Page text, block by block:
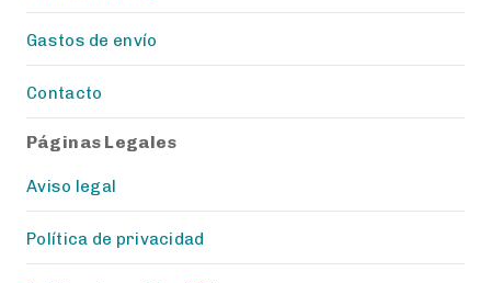
Gastos de envío
Contacto
Páginas Legales
Aviso legal
Política de privacidad